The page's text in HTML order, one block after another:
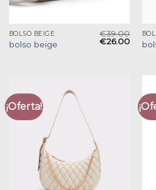
BOLSO BEIGE
bolso beige
€39.00
€26.00
¡Oferta!